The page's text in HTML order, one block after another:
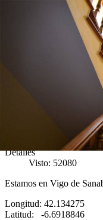
Detalles
Visto: 52080
Estamos en Vigo de
Longitud: 42.134275
Latitud: -6.6918846